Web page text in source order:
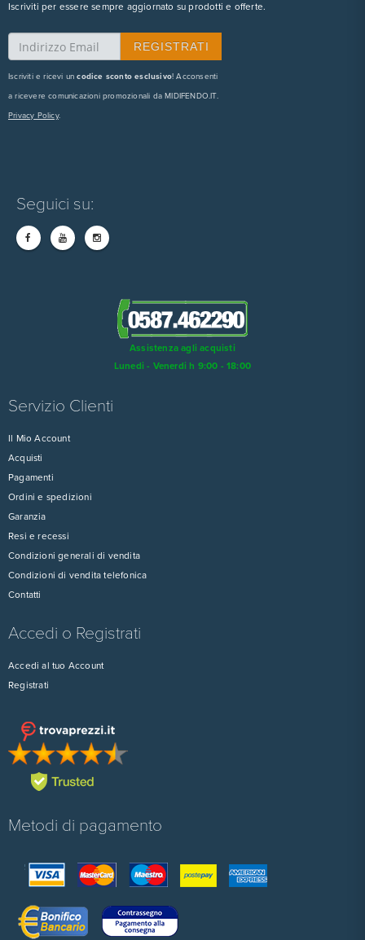
Iscriviti per essere sempre aggiornato su prodotti e offerte.
Iscriviti e ricevi uncodice sconto esclusivo! Acconsenti
a ricevere comunicazioni promozionali da MIDIFENDO.IT.
Privacy Policy.
Seguici su:
Assistenza agli acquisti
Lunedi - Venerdi h 9:00 - 18:00
Servizio Clienti
Il Mio Account
Acquisti
Pagamenti
Ordini e spedizioni
Garanzia
Resi e recessi
Condizioni generali di vendita
Condizioni di vendita telefonica
Contatti
Accedi o Registrati
Accedi al tuo Account
Registrati
Metodi di pagamento